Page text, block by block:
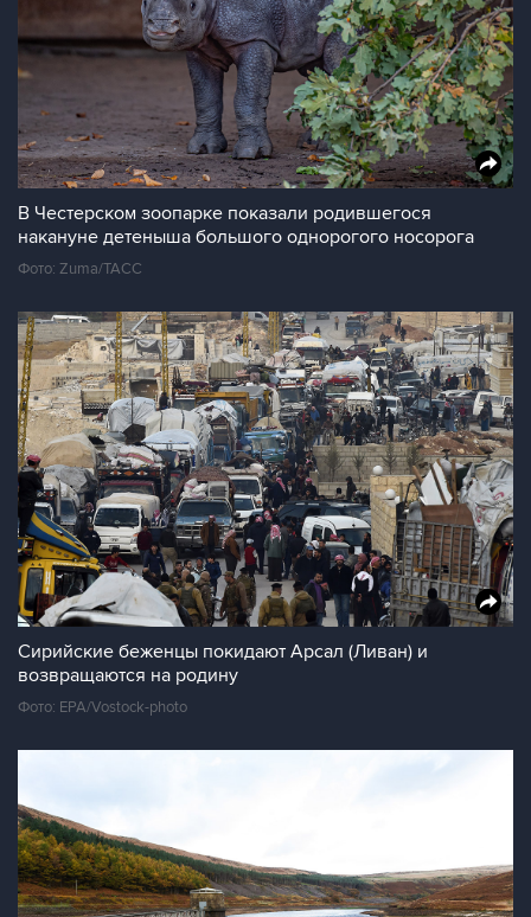
В Честерском зоопарке показали родившегося
накануне детеныша большого однорогого носорога
Фото: Zuma/ТАСС
Сирийские беженцы покидают Арсал (Ливан) и
возвращаются на родину
Фото: EPA/Vostock-photo